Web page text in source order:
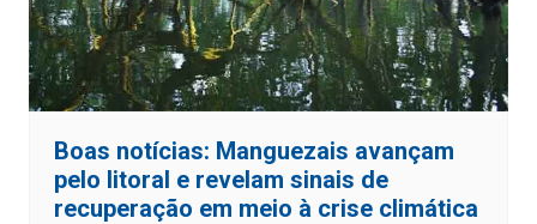
Boas notícias: Manguezais avançam
pelo litoral e revelam sinais de
recuperação em meio à crise climática